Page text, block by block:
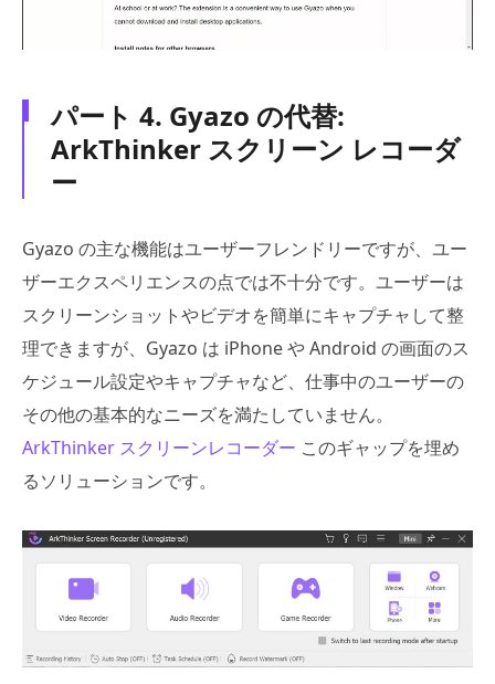
パート 4. Gyazo の代替:
ArkThinker スクリーン レコーダ
ー
Gyazo の主な機能はユーザーフレンドリーですが、ユー
ザーエクスペリエンスの点では不十分です。ユーザーは
スクリーンショットやビデオを簡単にキャプチャして整
理できますが、Gyazo は iPhone や Android の画面のス
ケジュール設定やキャプチャなど、仕事中のユーザーの
その他の基本的なニーズを満たしていません。
ArkThinker スクリーンレコーダー このギャップを埋め
るソリューションです。